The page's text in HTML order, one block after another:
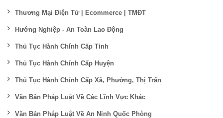
Thương Mại Điện Tử | Ecommerce | TMĐT
Hướng Nghiệp - An Toàn Lao Động
Thủ Tục Hành Chính Cấp Tỉnh
Thủ Tục Hành Chính Cấp Huyện
Thủ Tục Hành Chính Cấp Xã, Phường, Thị Trấn
Văn Bản Pháp Luật Về Các Lĩnh Vực Khác
Văn Bản Pháp Luật Về An Ninh Quốc Phòng